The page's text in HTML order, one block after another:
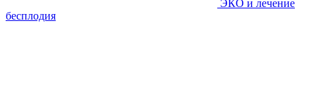
ЭКО и лечение
бесплодия